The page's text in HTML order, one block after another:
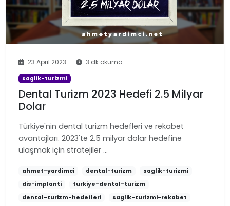
23 April 2023 3 dk okuma
saglik-turizmi
Dental Turizm 2023 Hedefi 2.5 Milyar
Dolar
Türkiye'nin dental turizm hedefleri ve rekabet
avantajları. 2023'te 2.5 milyar dolar hedefine
ulaşmak için stratejiler …
ahmet-yardimci dental-turizm
saglik-turizmi
dis-implanti
turkiye-dental-turizm
dental-turizm-hedefleri
saglik-turizmi-rekabet